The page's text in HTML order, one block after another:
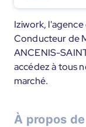
Iziwork, l'agence
Conducteur de
ANCENIS-
accédez à tous
marché.
À propos